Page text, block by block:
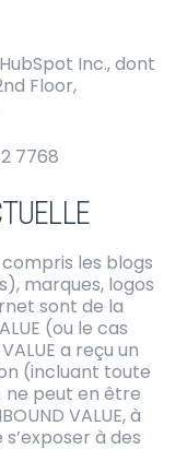
Inc., dont
Floor,
7768
les blogs
marques, logos
sont de la
(ou le cas
a reçu un
(incluant toute
peut en être
VALUE, à
à des